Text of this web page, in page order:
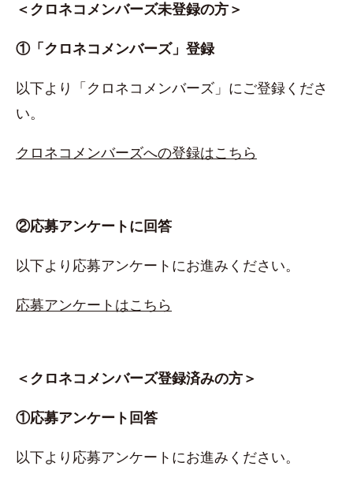
＜クロネコメンバーズ未登録の方＞
①「クロネコメンバーズ」登録
以下より「クロネコメンバーズ」にご登録くださ
い。
クロネコメンバーズへの登録はこちら
②応募アンケートに回答
以下より応募アンケートにお進みください。
応募アンケートはこちら
＜クロネコメンバーズ登録済みの方＞
①応募アンケート回答
以下より応募アンケートにお進みください。